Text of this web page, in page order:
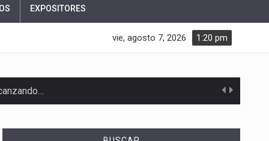
EXPOSITORES
1:20 pm
vie, agosto 7, 2026